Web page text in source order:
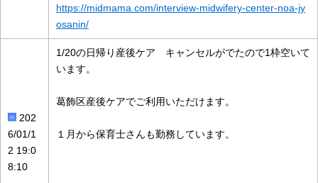
https://midmama.com/interview-midwifery-center-noa-jy
osanin/
202
6/01/1
2 19:0
8:10
1/20の日帰り産後ケア キャンセルがでたので1枠空いて
います。
葛飾区産後ケアでご利用いただけます。
１月から保育士さんも勤務しています。